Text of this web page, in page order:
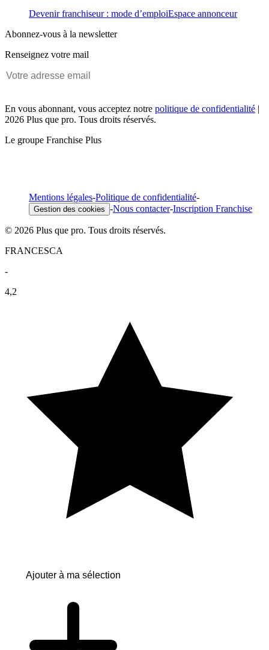
Devenir franchiseur : mode d’emploiEspace annonceur
Abonnez-vous à la newsletter
Renseignez votre mail
En vous abonnant, vous acceptez notre politique de confidentialité |
2026 Plus que pro. Tous droits réservés.
Le groupe Franchise Plus
Mentions légales-Politique de confidentialité-
Gestion des cookies -Nous contacter-Inscription Franchise
© 2026 Plus que pro. Tous droits réservés.
FRANCESCA
-
4,2
Ajouter à ma sélection